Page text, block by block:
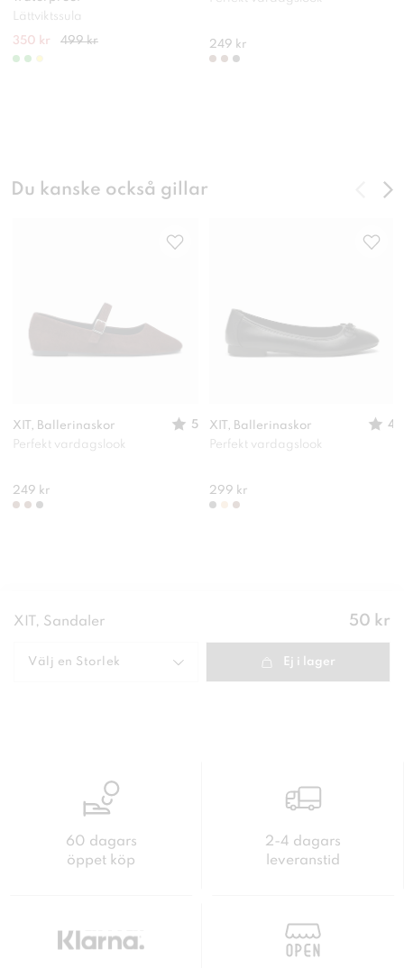
Lättviktssula
350 kr 499 kr 249 kr
Du kanske också gillar
XIT, Ballerinaskor
5
Perfekt vardagslook
249 kr
XIT, Ballerinaskor
4
Perfekt vardagslook
299 kr
XIT, Sandaler Pris:
50 kr
Välj en Storlek Ej i lager
60 dagars
öppet köp
2-4 dagars
leveranstid